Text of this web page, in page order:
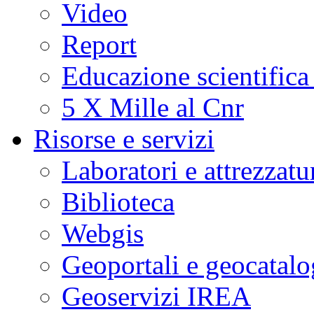
Video
Report
Educazione
5 X Mille al Cnr
Risorse e servizi
Laboratori e
Biblioteca
Webgis
Geoportali e
Geoservizi IREA